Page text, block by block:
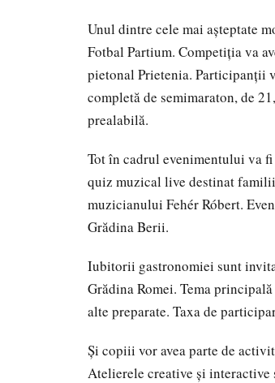
Unul dintre cele mai așteptate
Fotbal Partium. Competiția va
pietonal Prietenia. Participanții
completă de semimaraton, de
prealabilă.
Tot în cadrul evenimentului va
quiz muzical live destinat
muzicianului Fehér Róbert.
Grădina Berii.
Iubitorii gastronomiei sunt
Grădina Romei. Tema
alte preparate. Taxa de
Și copiii vor avea parte de
Atelierele creative și interactive